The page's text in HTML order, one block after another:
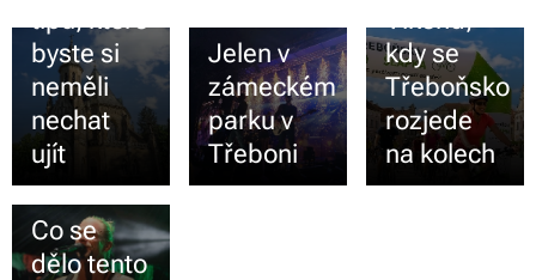
byste si
neměli
nechat
ujít
Jelen v
zámeckém
parku v
Třeboni
kdy se
Třeboňsko
rozjede
na kolech
Co se
dělo tento